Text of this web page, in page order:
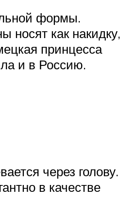
формы.
как накидку,
принцесса
и в Россию.
через голову.
в качестве